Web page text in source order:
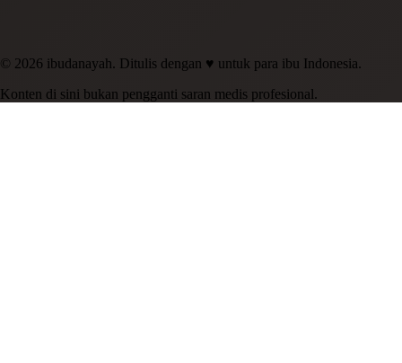
© 2026 ibudanayah. Ditulis dengan ♥ untuk para ibu Indonesia.
Konten di sini bukan pengganti saran medis profesional.